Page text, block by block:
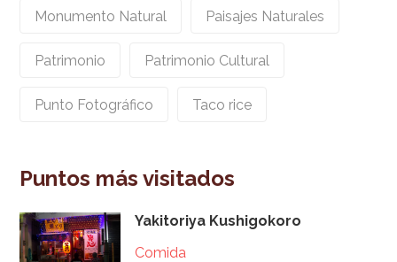
Monumento Natural Paisajes Naturales
Patrimonio Patrimonio Cultural
Punto Fotográfico Taco rice
Puntos más visitados
Yakitoriya Kushigokoro
Comida